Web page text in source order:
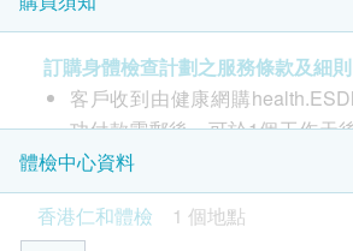
人類乳頭瘤病毒 DNA 基因分型
乳癌風險評估
乳房腫瘤指標 (癌抗原 15.3) (女士)
卵巢癌風險評估
卵巢腫瘤指標 (癌抗原125) (只限女
由醫生講解報告
基本檢查婦女常見的身體問題
透過檢查身體狀況認知全面身體
腫瘤標記適合關注癌症的人士
人類乳頭狀瘤病毒測試(基因分
婦科檢查必備之一
訂購身體檢查計劃之服務條款及細則
客戶收到由健康網購
功付款電郵後，可於1個工作天
2156 5857 或 Whatsapp 5726
客戶於完成檢查後14工作天收到
六、日及公眾假期不計算在內 ;
體檢中心資料
香港仁和體檢
1 個地點